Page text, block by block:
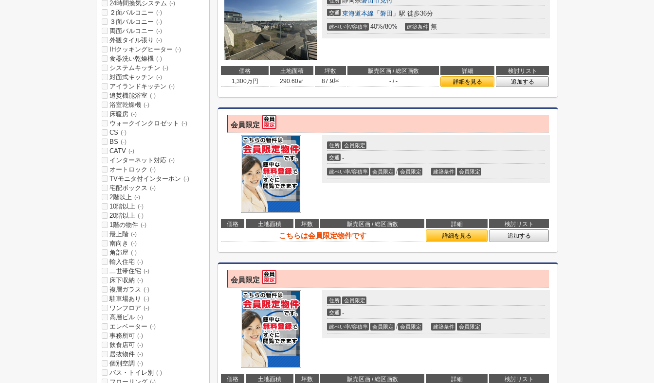
交通 東海道本線 「 磐田 」駅 徒歩36分
建ぺい率/容積率 40%/80% 建築条件 無
価格 土地面積 坪数 販売区画 / 総区画数 詳細
検討リスト
1,300万円 290.60㎡ 87.9坪 - / - 詳細を見る 追加する
会員限定
住所 会員限定
交通 -
建ぺい率/容積率 会員限定 / 会員限定 建築条件 会員限定
価格 土地面積 坪数 販売区画 / 総区画数 詳細 検討リスト
こちらは会員限定物件です 詳細を見る 追加する
会員限定
住所 会員限定
交通 -
建ぺい率/容積率 会員限定 / 会員限定 建築条件 会員限定
価格 土地面積 坪数 販売区画 / 総区画数 詳細 検討リスト
24時間換気システム (-)
２面バルコニー (-)
３面バルコニー (-)
両面バルコニー (-)
外観タイル張り (-)
IHクッキングヒーター (-)
食器洗い乾燥機 (-)
システムキッチン (-)
対面式キッチン (-)
アイランドキッチン (-)
追焚機能浴室 (-)
浴室乾燥機 (-)
床暖房 (-)
ウォークインクロゼット (-)
CS (-)
BS (-)
CATV (-)
インターネット対応 (-)
オートロック (-)
TVモニタ付インターホン (-)
宅配ボックス (-)
2階以上 (-)
10階以上 (-)
20階以上 (-)
1階の物件 (-)
最上階 (-)
南向き (-)
角部屋 (-)
輸入住宅 (-)
二世帯住宅 (-)
床下収納 (-)
複層ガラス (-)
駐車場あり (-)
ワンフロア (-)
高層ビル (-)
エレベーター (-)
事務所可 (-)
飲食店可 (-)
居抜物件 (-)
個別空調 (-)
バス・トイレ別 (-)